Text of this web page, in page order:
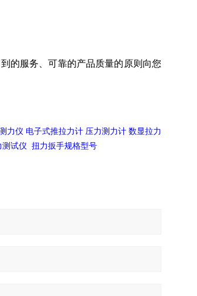
的服务、可靠的产品质量的原则向您
力仪 电子式推拉力计 压力测力计 数显拉力
测试仪 扭力扳手规格型号